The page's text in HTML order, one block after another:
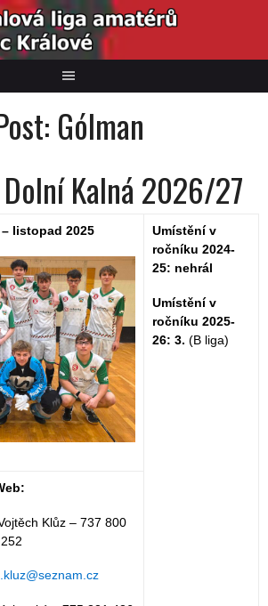
Gólman
Kalná 2026/27
listopad 2025
Umístění v
ročníku 2024-
25: nehrál
Umístění v
ročníku 2025-
26: 3. (B liga)
Klůz – 737 800
252